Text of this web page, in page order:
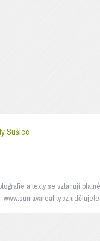
a texty se vztahují
www.sumavareality.cz